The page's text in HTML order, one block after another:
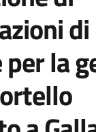
di
la